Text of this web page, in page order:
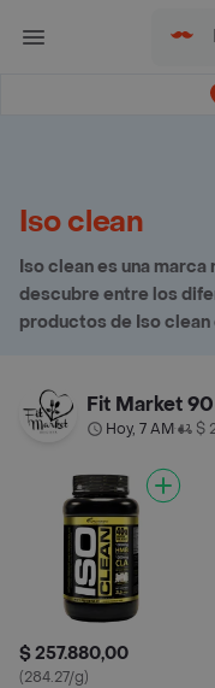
Iso clean
Iso clean es una
descubre entre los
productos de Iso
Fit Market 90
Hoy, 7 AM• $
$ 257.880,00
(284.27/g)